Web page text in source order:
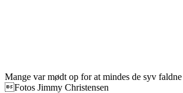
Mange var mødt op for at mindes de syv
Fotos Jimmy Christensen